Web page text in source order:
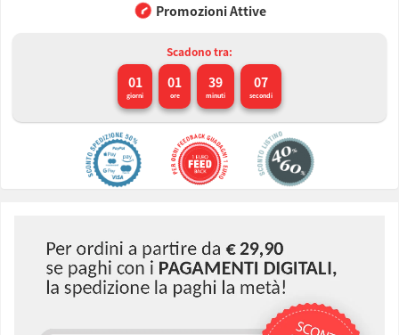
Promozioni Attive
Scadono tra:
01
giorni
01
ore
39
minuti
06
secondi